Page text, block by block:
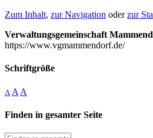
Zum Inhalt, zur Navigation oderzur
Verwaltungsgemeinschaft
https://www.vgmammendorf.de/
Schriftgröße
A A A
Finden in gesamter Seite